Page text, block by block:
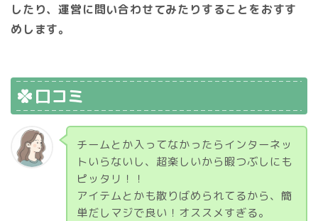
したり、運営に問い合わせてみたりすることをおすす
めします。
口コミ
チームとか入ってなかったらインターネッ
トいらないし、超楽しいから暇つぶしにも
ピッタリ！！
アイテムとかも散りばめられてるから、簡
単だしマジで良い！オススメすぎる。